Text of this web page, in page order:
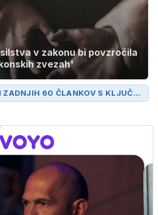
v zakonu bi povzročila
zvezah'
ZADNJIH 60 ČLANKOV S KLJUČN
.